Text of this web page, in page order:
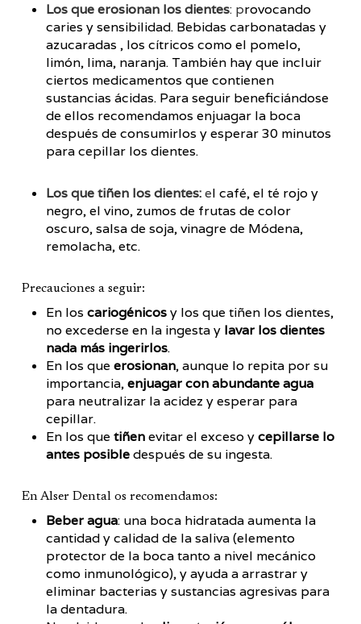
Los que erosionan los dientes: provocando
caries y sensibilidad. Bebidas carbonatadas y
azucaradas , los cítricos como el pomelo,
limón, lima, naranja. También hay que incluir
ciertos medicamentos que contienen
sustancias ácidas. Para seguir beneficiándose
de ellos recomendamos enjuagar la boca
después de consumirlos y esperar 30 minutos
para cepillar los dientes.
Los que tiñen los dientes:el café, el té rojo y
negro, el vino, zumos de frutas de color
oscuro, salsa de soja, vinagre de Módena,
remolacha, etc.
Precauciones a seguir:
En los cariogénicosy los que tiñen los dientes,
no excederse en la ingesta y lavar los dientes
nada más ingerirlos.
En los que erosionan, aunque lo repita por su
importancia,enjuagar con abundante agua
para neutralizar la acidez y esperar para
cepillar.
En los que tiñenevitar el exceso ycepillarse lo
antes posibledespués de su ingesta.
En Alser Dental os recomendamos:
Beber agua: una boca hidratada aumenta la
cantidad y calidad de la saliva (elemento
protector de la boca tanto a nivel mecánico
como inmunológico), y ayuda a arrastrar y
eliminar bacterias y sustancias agresivas para
la dentadura.